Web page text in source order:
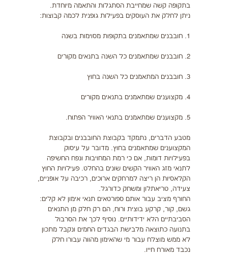
בתקופה קשה שמחייבת הסתגלות והתאמה מיוחדת.
ניתן לחלק את העוסקים בפעילות גופנית לכמה קבוצות:
1. חובבנים שמתאמנים בתקופות מסוימות בשנה
2. חובבנים שמתאמנים כל השנה בתנאים מקורים
3. חובבנים המתאמנים כל השנה בחוץ
4. מקצוענים שמתאמנים בתנאים מקורים
5. מקצוענים שמתאמנים בתנאי האוויר הפתוח.
מטבע הדברים, נתמקד בקבוצת החובבנים ובקבוצת
המקצוענים שמתאמנים בחוץ. מדובר על עיסוק
בפעילויות דומות, אם כי רמת המחויבות ונפח החשיפה
לתנאי מזג האוויר הקשים שונים בהחלט. פעילויות החוץ
הקלאסיות הן ריצה למרחקים ארוכים, רכיבה על אופניים,
צעידה, טריאתלון ומשחק כדורגל.
החורף מציב עבור אותם ספורטאים תנאי אימון לא קלים:
גשם, קור, קרקע בוצית ורוח, הם רק חלק מן התנאים
הסביבתיים הלא ידידותיים. נוסיף לכך את הסרבול
בתנועה כתוצאה מלבישת הבגדים החמים ונקבל מתכון
לא ממש מוצלח עבור מי שהאימון מהווה עבורו חלק
נכבד מאורח חייו.